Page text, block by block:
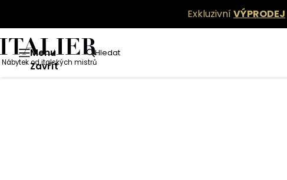
ExkluzivníVÝPRODEJ
Menu
Zavřít
Hledat
Nábytek od italských mistrů